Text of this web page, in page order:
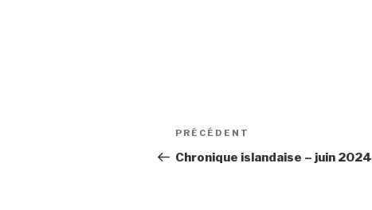
Navigation
de
Article
précédent
PRÉCÉDENT
Chronique islandaise – juin 2024